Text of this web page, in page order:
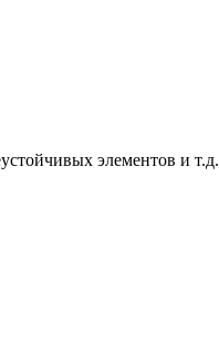
элементов и т.д.